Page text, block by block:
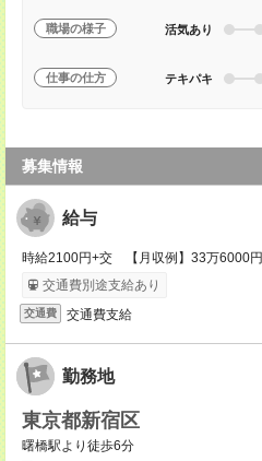
職場の様子 活気あり
仕事の仕方 テキパキ
募集情報
給与
時給2100円+交 【月収例】33万6000円
交通費別途支給あり
交通費 交通費支給
勤務地
東京都新宿区
曙橋駅より徒歩6分